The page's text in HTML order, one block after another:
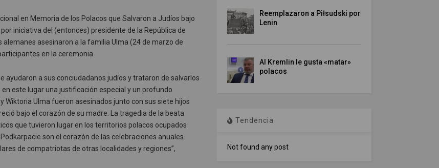
en Memoria de los Polacos que Salvaron a Judíos bajo
iniciativa del (entonces) presidente de la República de
alemanes asesinaron a la familia Ulma (24 de marzo de
en la ceremonia.
a sus conciudadanos judíos y trataron de salvarlos
este lugar una justificación especial y un profundo
Ulma fueron asesinados junto con sus siete hijos
bajo el corazón de su madre. La tragedia de la beata
que tuvieron lugar en los territorios polacos ocupados
son el corazón de las celebraciones anuales.
de compatriotas de otras localidades y regiones”,
Reemplazaron a Piłsudski por
Lenin
Al Kremlin le gusta «matar»
polacos
Tendencia
Not found any post